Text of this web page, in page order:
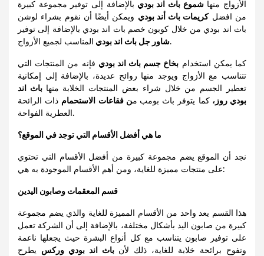
الأزواج منهاشموع باث اند بودي بالإضافة إلى توفير مجموعة كبيرة
من افضل كريمات باث أند بودي ويمكن أيضًا أن نقوم بشراء لوشن
باث اند بودي من خلال كوبون خصم باث اند بودي بالإضافة إلى توفير
شاور جل باث اند بوديالمناسب لجميع الأزواج.
كما يمكن استخدام بخاخ جسم باث اند بودي فإنه من المنتجات التي
تتناسب مع الأزواج ويوجد منها روائح عديدة، بالإضافة إلى إمكانية
تعطير الجسم من خلال شراء بعض المنتجات الخلابة منها باث اند
بودي روز، كما يتوفر باث بومب من فقاعات الاستحمام ذات الرائحة
العطرية الفواحة.
ما هي أفضل الأقسام التي توجد في الموقع؟
نجد أن الموقع يضم مجموعة كبيرة من أفضل الأقسام التي تحتوي
على منتجات مميزة للغاية، ومن أهم الأقسام الموجودة به هي:
قسم المعقمات وصابون اليدين
هذا القسم يعد واحد من الأقسام المميزة للغاية والذي يضم مجموعة
كبيرة من صابون اليد بأشكال مختلفة، بالإضافة إلى أن الشركة تعمل
على توفير صابون يتناسب مع كل أنواع البشرة حيث يجعلها ناعمة
وتفوح برائحة خلابة للغاية، ذلك لأن باث اند بودي وركس يطرح